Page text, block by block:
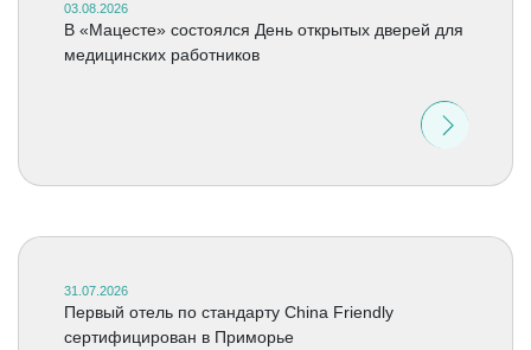
03.08.2026
В «Мацесте» состоялся День открытых дверей для
медицинских работников
31.07.2026
Первый отель по стандарту China Friendly
сертифицирован в Приморье